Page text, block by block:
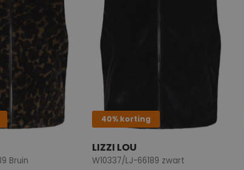
Bruin
40% korting
LIZZI LOU
W10337/LJ-66189 zwart